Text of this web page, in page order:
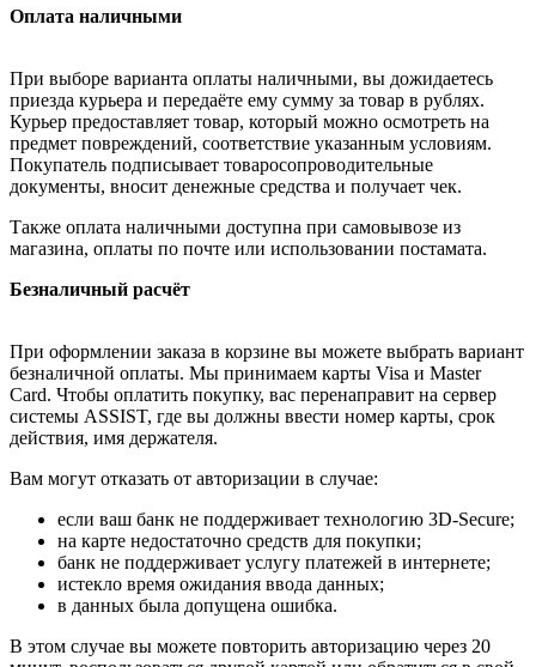
Оплата наличными
При выборе варианта оплаты наличными, вы дожидаетесь
приезда курьера и передаёте ему сумму за товар в рублях.
Курьер предоставляет товар, который можно осмотреть на
предмет повреждений, соответствие указанным условиям.
Покупатель подписывает товаросопроводительные
документы, вносит денежные средства и получает чек.
Также оплата наличными доступна при самовывозе из
магазина, оплаты по почте или использовании постамата.
Безналичный расчёт
При оформлении заказа в корзине вы можете выбрать вариант
безналичной оплаты. Мы принимаем карты Visa и Master
Card. Чтобы оплатить покупку, вас перенаправит на сервер
системы ASSIST, где вы должны ввести номер карты, срок
действия, имя держателя.
Вам могут отказать от авторизации в случае:
если ваш банк не поддерживает технологию 3D-Secure;
на карте недостаточно средств для покупки;
банк не поддерживает услугу платежей в интернете;
истекло время ожидания ввода данных;
в данных была допущена ошибка.
В этом случае вы можете повторить авторизацию через 20